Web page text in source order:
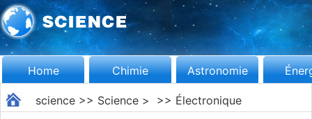
Home Chimie Astronomie
science>> Science> >> Électronique